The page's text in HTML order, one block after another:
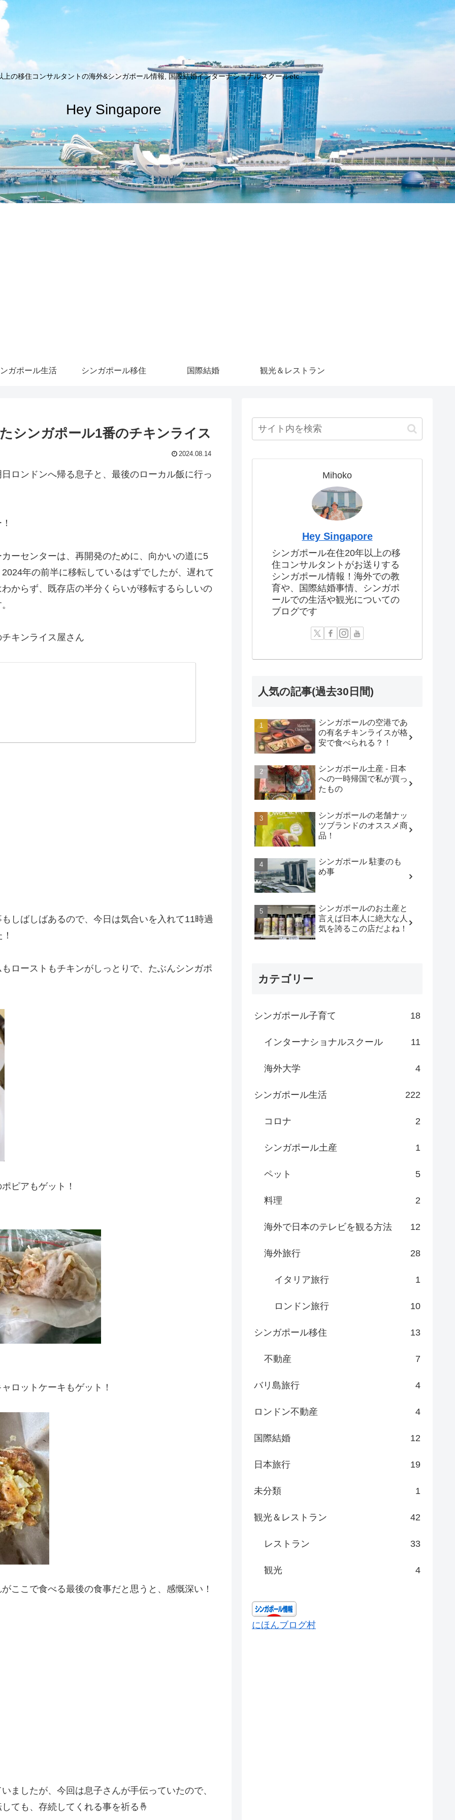
上の移住コンサルタントの海外&シンガポール情報, 国際結婚インターナショナルスクールetc..
Hey Singapore
ガポール生活 シンガポール移住 国際結婚 観光＆レストラン
シンガポール1番のチキンライス
2024.08.14
ロンドンへ帰る息子と、最後のローカル飯に行っ
ーセンターは、再開発のために、向かいの道に5
年の前半に移転しているはずでしたが、遅れて
からず、既存店の半分くらいが移転するらしいの
キンライス屋さん
しばしばあるので、今日は気合いを入れて11時過
ローストもチキンがしっとりで、たぶんシンガポ
ピアもゲット！
ロットケーキもゲット！
ここで食べる最後の食事だと思うと、感慨深い！
ましたが、今回は息子さんが手伝っていたので、
ても、存続してくれる事を祈る🤞
Mihoko
Hey Singapore
シンガポール在住20年以上の移
住コンサルタントがお送りする
シンガポール情報！海外での教
育や、国際結婚事情、シンガポ
ールでの生活や観光についての
ブログです
人気の記事(過去30日間)
シンガポールの空港であ
の有名チキンライスが格
安で食べられる？！
シンガポール土産 - 日本
への一時帰国で私が買っ
たもの
シンガポールの老舗ナッ
ツブランドのオススメ商
品！
シンガポール 駐妻のも
め事
シンガポールのお土産と
言えば日本人に絶大な人
気を誇るこの店だよね！
カテゴリー
シンガポール子育て 18
インターナショナルスクール 11
海外大学 4
シンガポール生活 222
コロナ 2
シンガポール土産 1
ペット 5
料理 2
海外で日本のテレビを観る方法 12
海外旅行 28
イタリア旅行 1
ロンドン旅行 10
シンガポール移住 13
不動産 7
バリ島旅行 4
ロンドン不動産 4
国際結婚 12
日本旅行 19
未分類 1
観光＆レストラン 42
レストラン 33
観光 4
にほんブログ村